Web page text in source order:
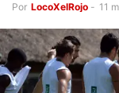
Por LocoXelRojo - 11